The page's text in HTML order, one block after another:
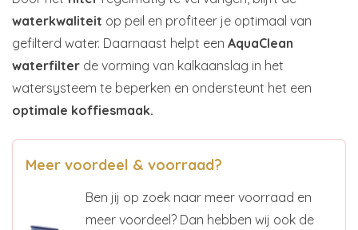
waterkwaliteit op peil en profiteer je optimaal van
gefilterd water. Daarnaast helpt een AquaClean
waterfilter de vorming van kalkaanslag in het
watersysteem te beperken en ondersteunt het een
optimale koffiesmaak.
Meer voordeel & voorraad?
Ben jij op zoek naar meer voorraad en
meer voordeel? Dan hebben wij ook de